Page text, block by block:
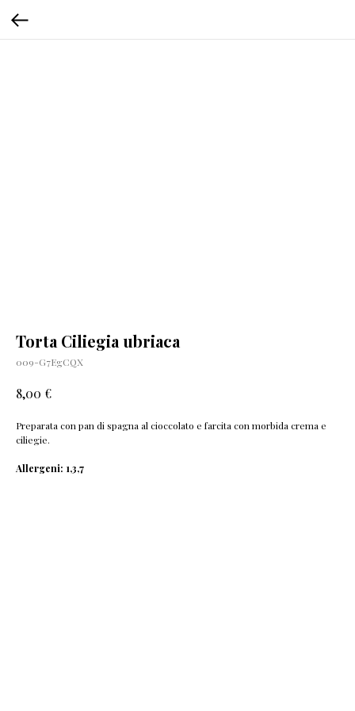
Torta Ciliegia ubriaca
009-G7EgCQX
8,00 €
Preparata con pan di spagna al cioccolato e farcita con morbida crema e
ciliegie.
Allergeni: 1,3,7